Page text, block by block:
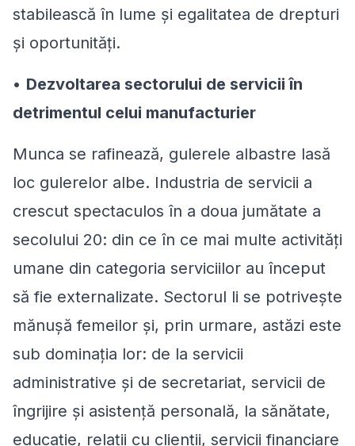
stabilească în lume și egalitatea de drepturi
și oportunități.
• Dezvoltarea sectorului de servicii în
detrimentul celui manufacturier
Munca se rafinează, gulerele albastre lasă
loc gulerelor albe. Industria de servicii a
crescut spectaculos în a doua jumătate a
secolului 20: din ce în ce mai multe activități
umane din categoria serviciilor au început
să fie externalizate. Sectorul li se potrivește
mănușă femeilor și, prin urmare, astăzi este
sub dominația lor: de la servicii
administrative și de secretariat, servicii de
îngrijire și asistență personală, la sănătate,
educație, relații cu clienții, servicii financiare